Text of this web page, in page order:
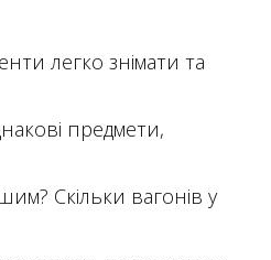
легко знімати та
предмети,
Скільки вагонів у